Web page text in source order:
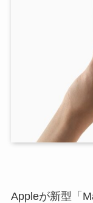
Appleが新型「